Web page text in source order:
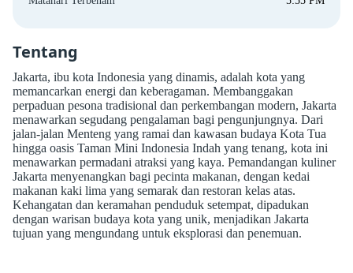
Tentang
Jakarta, ibu kota Indonesia yang dinamis, adalah kota yang
memancarkan energi dan keberagaman. Membanggakan
perpaduan pesona tradisional dan perkembangan modern, Jakarta
menawarkan segudang pengalaman bagi pengunjungnya. Dari
jalan-jalan Menteng yang ramai dan kawasan budaya Kota Tua
hingga oasis Taman Mini Indonesia Indah yang tenang, kota ini
menawarkan permadani atraksi yang kaya. Pemandangan kuliner
Jakarta menyenangkan bagi pecinta makanan, dengan kedai
makanan kaki lima yang semarak dan restoran kelas atas.
Kehangatan dan keramahan penduduk setempat, dipadukan
dengan warisan budaya kota yang unik, menjadikan Jakarta
tujuan yang mengundang untuk eksplorasi dan penemuan.